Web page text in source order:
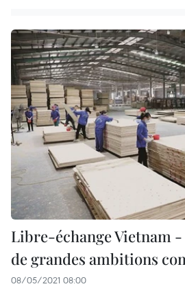
Libre-échange Vietnam
de grandes ambitions
08/05/2021 08:00